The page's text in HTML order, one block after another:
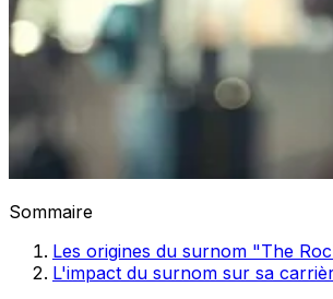
Sommaire
Les origines du surnom "The
L'impact du surnom sur sa